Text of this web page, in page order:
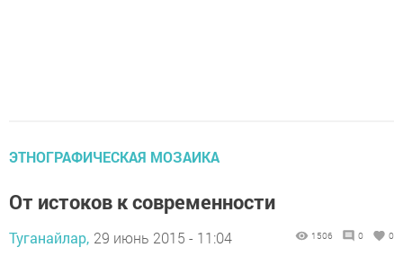
ЭТНОГРАФИЧЕСКАЯ МОЗАИКА
От истоков к современности
Туганайлар, 29 июнь 2015 - 11:04 1506 0 0